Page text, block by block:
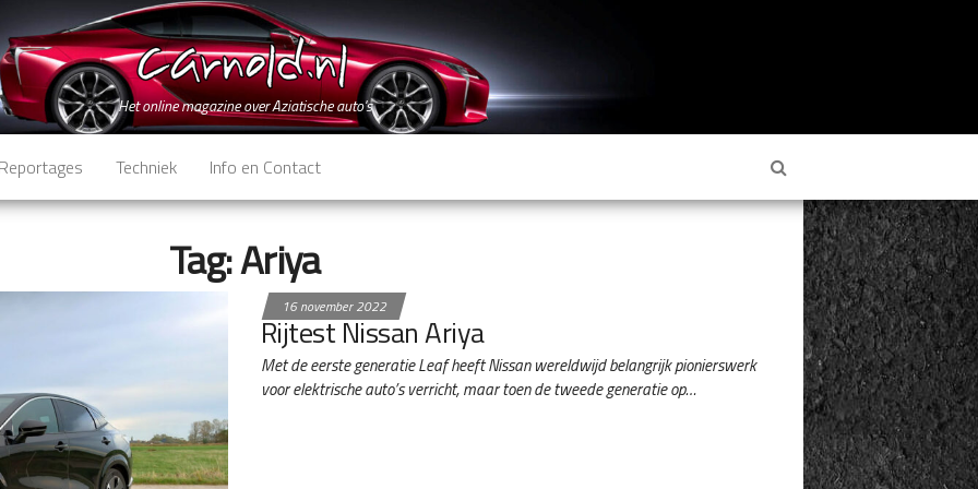
Het online magazine over Aziatische auto's
Reportages Techniek Info en Contact
Tag:Ariya
16 november 2022
Rijtest Nissan Ariya
Met de eerste generatie Leaf heeft Nissan wereldwijd belangrijk pionierswerk
voor elektrische auto’s verricht, maar toen de tweede generatie op…